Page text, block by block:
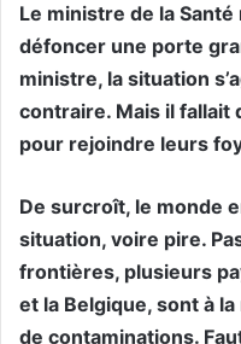
Le ministre de la
défoncer une porte
ministre, la situation
contraire. Mais il fallait
pour rejoindre leurs
De surcroît, le monde
situation, voire pire.
frontières, plusieurs
et la Belgique, sont à
de contaminations.